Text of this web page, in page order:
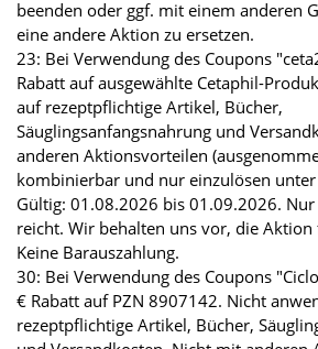
beenden oder ggf. mit einem anderen
eine andere Aktion zu ersetzen.
23: Bei Verwendung des Coupons
Rabatt auf ausgewählte Cetaphil-
auf rezeptpflichtige Artikel, Bücher,
Säuglingsanfangsnahrung und
anderen Aktionsvorteilen
kombinierbar und nur einzulösen
Gültig: 01.08.2026 bis 01.09.2026.
reicht. Wir behalten uns vor, die
Keine Barauszahlung.
30: Bei Verwendung des Coupons
€ Rabatt auf PZN 8907142. Nicht
rezeptpflichtige Artikel, Bücher,